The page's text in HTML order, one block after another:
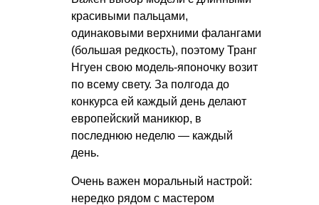
красивыми пальцами,
одинаковыми верхними фалангами
(большая редкость), поэтому Транг
Нгуен свою модель-японочку возит
по всему свету. За полгода до
конкурса ей каждый день делают
европейский маникюр, в
последнюю неделю — каждый
день.
Очень важен моральный настрой:
нередко рядом с мастером